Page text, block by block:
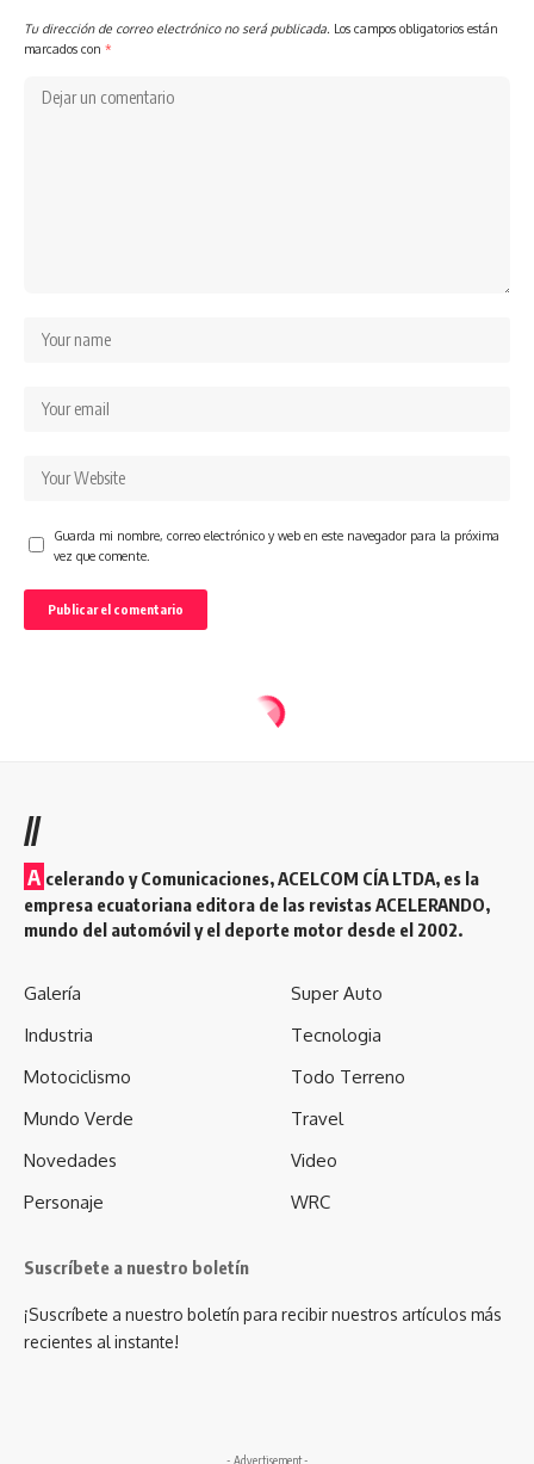
Tu dirección de correo electrónico no será publicada. Los campos obligatorios están
marcados con *
Guarda mi nombre, correo electrónico y web en este navegador para la próxima
vez que comente.
//
A celerando y Comunicaciones, ACELCOM CÍA LTDA, es la
empresa ecuatoriana editora de las revistas ACELERANDO,
mundo del automóvil y el deporte motor desde el 2002.
Galería
Industria
Motociclismo
Mundo Verde
Novedades
Personaje
Super Auto
Tecnologia
Todo Terreno
Travel
Video
WRC
Suscríbete a nuestro boletín
¡Suscríbete a nuestro boletín para recibir nuestros artículos más
recientes al instante!
- Advertisement -